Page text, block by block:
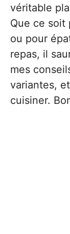
véritable
Que ce soit
ou pour
repas, il
mes
variantes,
cuisiner.